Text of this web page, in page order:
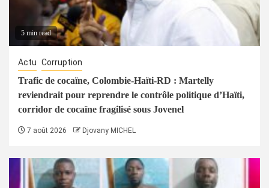
5 min read
Actu Corruption
Trafic de cocaïne, Colombie-Haïti-RD : Martelly
reviendrait pour reprendre le contrôle politique d’Haïti,
corridor de cocaïne fragilisé sous Jovenel
7 août 2026 Djovany MICHEL